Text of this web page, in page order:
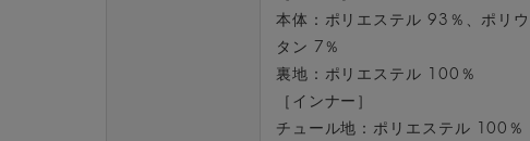
本体：ポリエステル 93％、ポリ
タン 7％
裏地：ポリエステル 100％
［インナー］
チュール地：ポリエステル 100％